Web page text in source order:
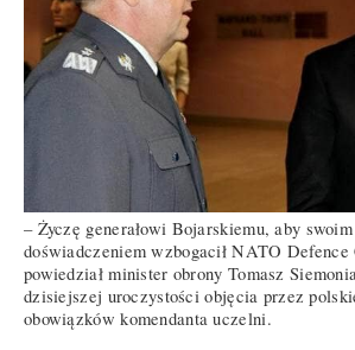
– Życzę generałowi Bojarskiemu, aby
doświadczeniem wzbogacił NATO Defence
powiedział minister obrony Tomasz
dzisiejszej uroczystości objęcia przez
obowiązków komendanta uczelni.